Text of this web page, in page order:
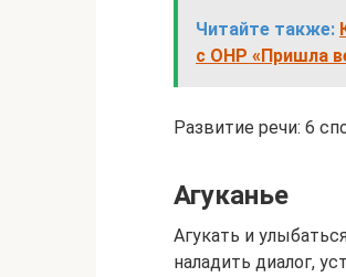
Читайте также:
с ОНР «Пришла
Развитие речи: 6
Агуканье
Агукать и
наладить диалог,